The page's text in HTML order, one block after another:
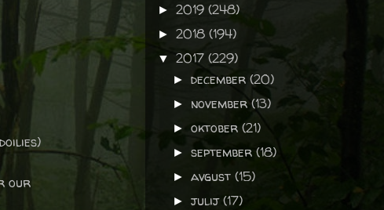
our
► 2019 (248)
► 2018 (194)
▼ 2017 (229)
►december(20)
► november(13)
►oktober(21)
►september(18)
►avgust(15)
►julij(17)